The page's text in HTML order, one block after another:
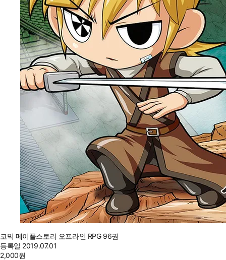
코믹 메이플스토리 오프라인 RPG 96권
등록일 2019.07.01
2,000원